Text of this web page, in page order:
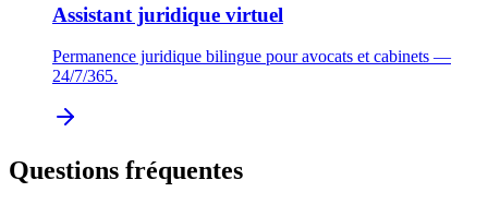
Assistant juridique virtuel
Permanence juridique bilingue pour avocats et cabinets —
24/7/365.
Questions fréquentes